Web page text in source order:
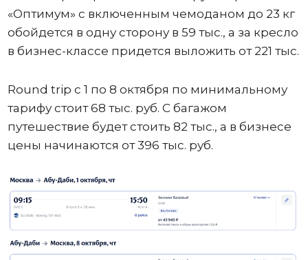
«Оптимум» с включенным чемоданом до 23 кг
обойдется в одну сторону в 59 тыс., а за кресло
в бизнес-классе придется выложить от 221 тыс.
Round trip с 1 по 8 октября по минимальному
тарифу стоит 68 тыс. руб. С багажом
путешествие будет стоить 82 тыс., а в бизнесе
цены начинаются от 396 тыс. руб.